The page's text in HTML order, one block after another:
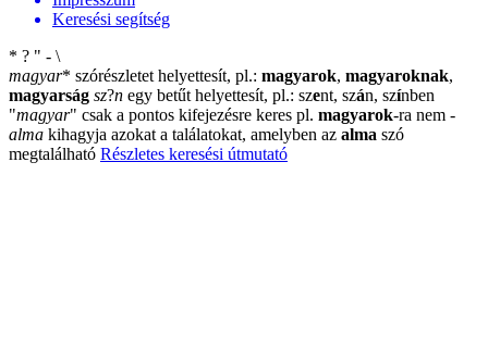
Keresési segítség
* ? " - \
magyar* szórészletet helyettesít, pl.: magyarok, magyaroknak,
magyarság sz?n egy betűt helyettesít, pl.: szent, szán, színben
"magyar" csak a pontos kifejezésre keres pl. magyarok-ra nem -
alma kihagyja azokat a találatokat, amelyben az alma szó
megtalálható Részletes keresési útmutató